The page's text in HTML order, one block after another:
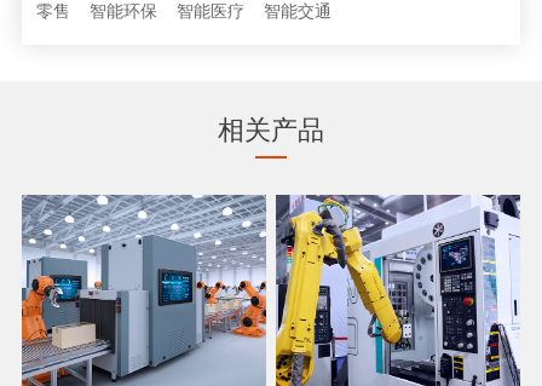
零售
智能环保 智能医疗 智能交通
相关产品